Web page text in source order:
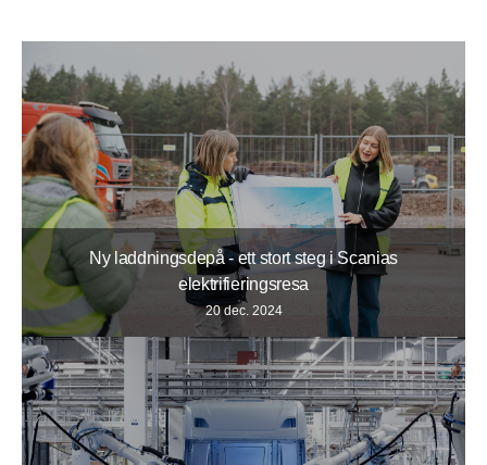
Ny laddningsdepå - ett stort steg i Scanias
elektrifieringsresa
20 dec. 2024